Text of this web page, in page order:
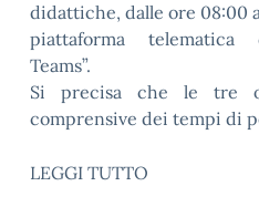
didattiche, dalle ore 08:00
piattaforma telematica
Teams”.
Si precisa che le tre
comprensive dei tempi di
LEGGI TUTTO